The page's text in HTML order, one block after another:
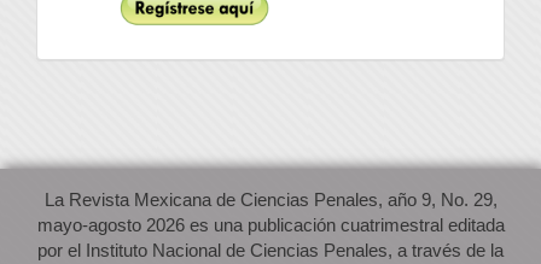
La Revista Mexicana de Ciencias Penales, año 9, No. 29,
mayo-agosto 2026 es una publicación cuatrimestral editada
por el Instituto Nacional de Ciencias Penales, a través de la